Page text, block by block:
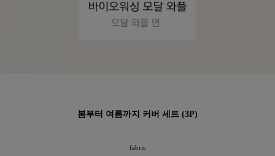
봄부터 여름까지 커버 세트 (3P)
fabric